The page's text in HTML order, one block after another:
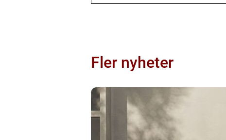
Fler nyheter